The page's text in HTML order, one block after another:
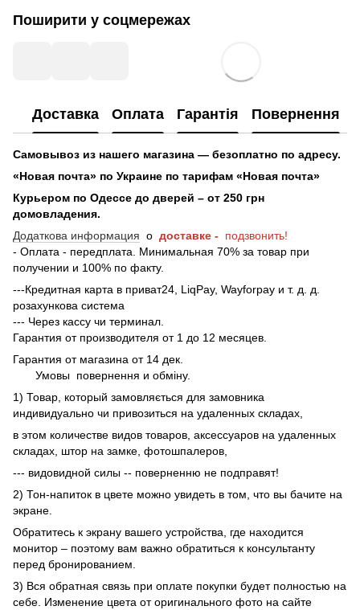
Поширити у соцмережах
Доставка Оплата Гарантія Повернення
Самовывоз из нашего магазина — безоплатно по адресу.
«Новая почта» по Украине по тарифам «Новая почта»
Курьером по Одессе до дверей – от 250 грн
домовладения.
Додаткова информация о доставке - подзвонить!
- Оплата - передплата. Минимальная 70% за товар при
получении и 100% по факту.
---Кредитная карта в приват24, LiqPay, Wayforpay и т. д. д.
розахункова система
--- Через кассу чи терминал.
Гарантия от производителя от 1 до 12 месяцев.
Гарантия от магазина от 14 дек.
Умовы повернення и обміну.
1) Товар, который замовляється для замовника
индивидуально чи привозиться на удаленных складах,
в этом количестве видов товаров, аксессуаров на удаленных
складах, штор на замке, фотошпалеров,
--- видовидной силы -- поверненню не подправят!
2) Тон-напиток в цвете можно увидеть в том, что вы бачите на
экране.
Обратитесь к экрану вашего устройства, где находится
монитор – поэтому вам важно обратиться к консультанту
перед бронированием.
3) Вся обратная связь при оплате покупки будет полностью на
себе. Изменение цвета от оригинального фото на сайте